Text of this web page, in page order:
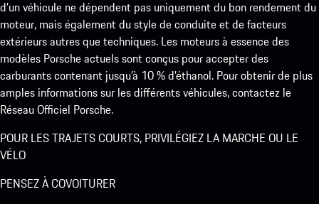
d’un véhicule ne dépendent pas uniquement du bon rendement du
moteur, mais également du style de conduite et de facteurs
extérieurs autres que techniques. Les moteurs à essence des
modèles Porsche actuels sont conçus pour accepter des
carburants contenant jusqu’à 10 % d’éthanol. Pour obtenir de plus
amples informations sur les différents véhicules, contactez le
Réseau Officiel Porsche.
POUR LES TRAJETS COURTS, PRIVILÉGIEZ LA MARCHE OU LE
VÉLO
PENSEZ À COVOITURER